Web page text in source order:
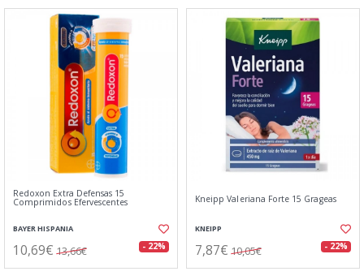
Redoxon Extra Defensas 15
Comprimidos Efervescentes
BAYER HISPANIA
10,69€ 13,66€ - 22%
Kneipp Valeriana Forte 15 Grageas
KNEIPP
7,87€ 10,05€ - 22%